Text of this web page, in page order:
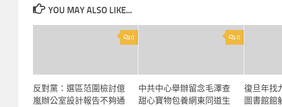
YOU MAY ALSO LIKE...
0
反對黨：選區范圍檢討億
嵐辦公室設計報告不夠通
0
中共中心舉辦留念毛澤查
甜心寶物包養網東同道生
復旦年找
圖書館館